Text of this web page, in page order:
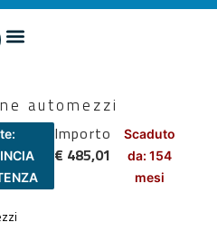
automezzi
Importo
€ 485,01
Scaduto
da: 154
mesi